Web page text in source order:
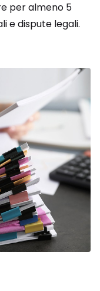
per almeno 5
e dispute legali.